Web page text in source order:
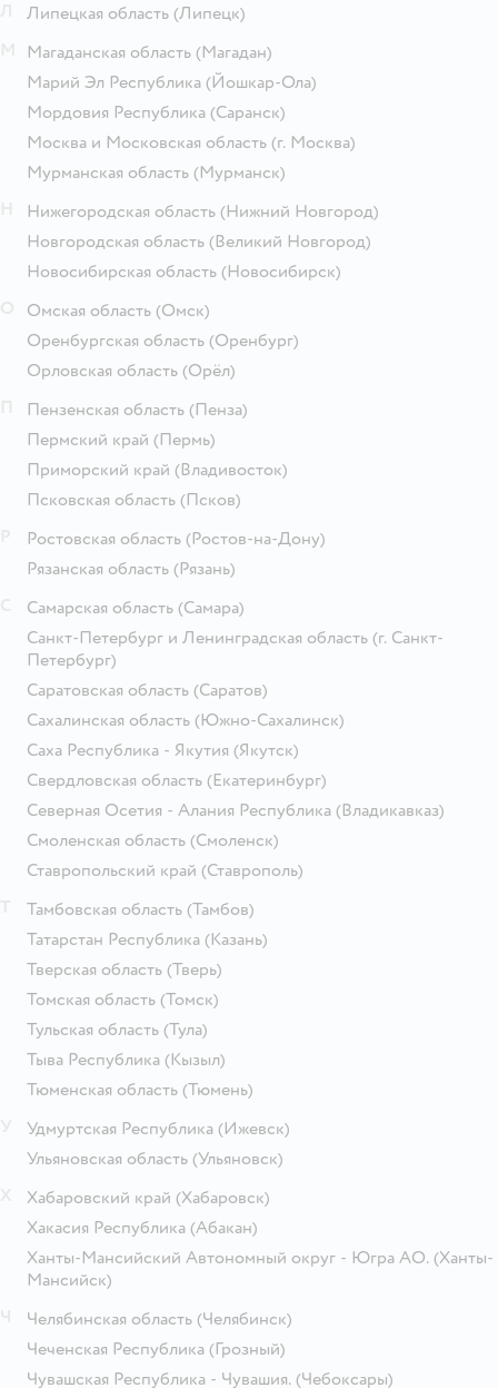
Липецкая область (Липецк)
Магаданская область (Магадан)
Марий Эл Республика (Йошкар-Ола)
Мордовия Республика (Саранск)
Москва и Московская область (г. Москва)
Мурманская область (Мурманск)
Нижегородская область (Нижний Новгород)
Новгородская область (Великий Новгород)
Новосибирская область (Новосибирск)
Омская область (Омск)
Оренбургская область (Оренбург)
Орловская область (Орёл)
Пензенская область (Пенза)
Пермский край (Пермь)
Приморский край (Владивосток)
Псковская область (Псков)
Ростовская область (Ростов-на-Дону)
Рязанская область (Рязань)
Самарская область (Самара)
Санкт-Петербург и Ленинградская область (г. Санкт-
Петербург)
Саратовская область (Саратов)
Сахалинская область (Южно-Сахалинск)
Саха Республика - Якутия (Якутск)
Свердловская область (Екатеринбург)
Северная Осетия - Алания Республика (Владикавказ)
Смоленская область (Смоленск)
Ставропольский край (Ставрополь)
Тамбовская область (Тамбов)
Татарстан Республика (Казань)
Тверская область (Тверь)
Томская область (Томск)
Тульская область (Тула)
Тыва Республика (Кызыл)
Тюменская область (Тюмень)
Удмуртская Республика (Ижевск)
Ульяновская область (Ульяновск)
Хабаровский край (Хабаровск)
Хакасия Республика (Абакан)
Ханты-Мансийский Автономный округ - Югра АО. (Ханты-
Мансийск)
Челябинская область (Челябинск)
Чеченская Республика (Грозный)
Чувашская Республика - Чувашия. (Чебоксары)